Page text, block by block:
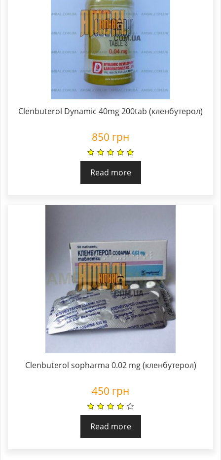
Clenbuterol Dynamic 40mg 200tab (кленбутерол)
850 грн
Read more
Clenbuterol sopharma 0.02 mg (кленбутерол)
450 грн
Read more